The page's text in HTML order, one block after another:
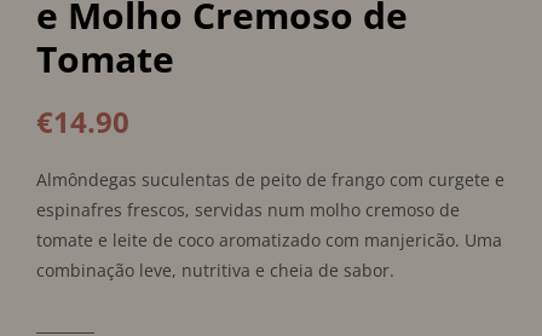
e Molho Cremoso de
Tomate
€14.90
Almôndegas suculentas de peito de frango com curgete e
espinafres frescos, servidas num molho cremoso de
tomate e leite de coco aromatizado com manjericão. Uma
combinação leve, nutritiva e cheia de sabor.